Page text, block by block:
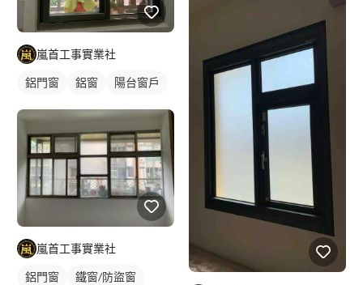
嵐首工事實業社
鋁門窗 鋁窗 陽台窗戶
嵐首工事實業社
鋁門窗
鐵窗/防盜窗